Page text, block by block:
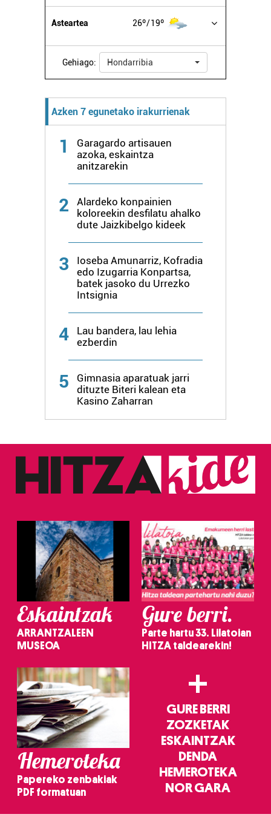
Asteartea 26º 19º
Gehiago: Hondarribia
Azken 7 egunetako irakurrienak
1
Garagardo artisauen
azoka, eskaintza
anitzarekin
2
Alardeko konpainien
koloreekin desfilatu ahalko
dute Jaizkibelgo kideek
3
Ioseba Amunarriz, Kofradia
edo Izugarria Konpartsa,
batek jasoko du Urrezko
Intsignia
4
Lau bandera, lau lehia
ezberdin
5
Gimnasia aparatuak jarri
dituzte Biteri kalean eta
Kasino Zaharran
Eskaintzak
ARRANTZALEEN
MUSEOA
Gure berri.
Parte hartu 33. Lilatoian
HITZA taldearekin!
Hemeroteka
Papereko zenbakiak
PDF formatuan
+
GURE BERRI
ZOZKETAK
ESKAINTZAK
DENDA
HEMEROTEKA
NOR GARA